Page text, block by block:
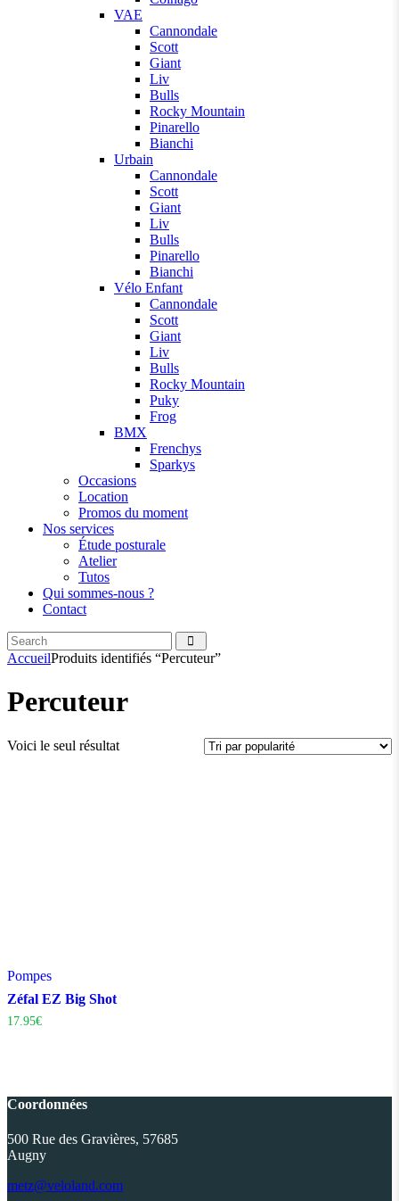
VAE
Cannondale
Scott
Giant
Liv
Bulls
Rocky Mountain
Pinarello
Bianchi
Urbain
Cannondale
Scott
Giant
Liv
Bulls
Pinarello
Bianchi
Vélo Enfant
Cannondale
Scott
Giant
Liv
Bulls
Rocky Mountain
Puky
Frog
BMX
Frenchys
Sparkys
Occasions
Location
Promos du moment
Nos services
Étude posturale
Atelier
Tutos
Qui sommes-nous ?
Contact
Search
facebook
instagramm
AccueilProduits identifiés “Percuteur”
Percuteur
Voici le seul résultat
Pompes
Zéfal EZ Big Shot
17.95€
Coordonnées
500 Rue des Gravières, 57685
Augny
metz@veloland.com